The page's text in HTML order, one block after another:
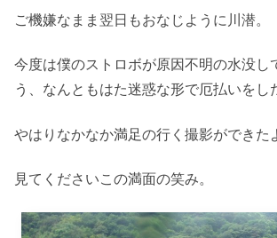
ご機嫌なまま翌日もおなじように川潜。
今度は僕のストロボが原因不明の水没し
う、なんともはた迷惑な形で厄払いをし
やはりなかなか満足の行く撮影ができた
見てくださいこの満面の笑み。